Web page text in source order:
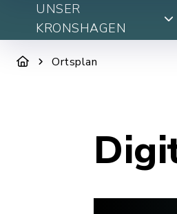
UNSER
KRONSHAGEN
Ortsplan